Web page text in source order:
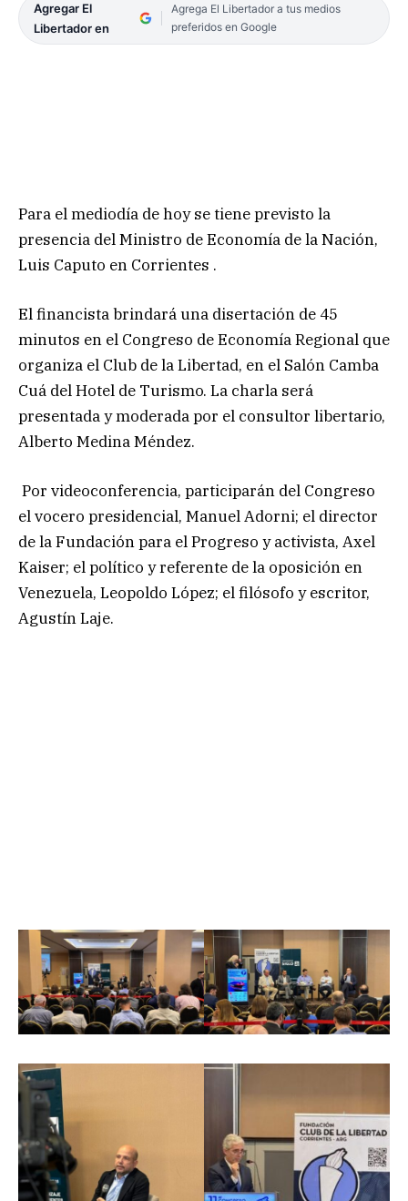
Agregar El
Libertador en
Agrega El Libertador a tus medios
preferidos en Google
Para el mediodía de hoy se tiene previsto la
presencia del Ministro de Economía de la Nación,
Luis Caputo en Corrientes .
El financista brindará una disertación de 45
minutos en el Congreso de Economía Regional que
organiza el Club de la Libertad, en el Salón Camba
Cuá del Hotel de Turismo. La charla será
presentada y moderada por el consultor libertario,
Alberto Medina Méndez.
Por videoconferencia, participarán del Congreso
el vocero presidencial, Manuel Adorni; el director
de la Fundación para el Progreso y activista, Axel
Kaiser; el político y referente de la oposición en
Venezuela, Leopoldo López; el filósofo y escritor,
Agustín Laje.